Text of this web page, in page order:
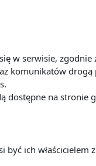
w serwisie,
komunikatów drogą
na
ich